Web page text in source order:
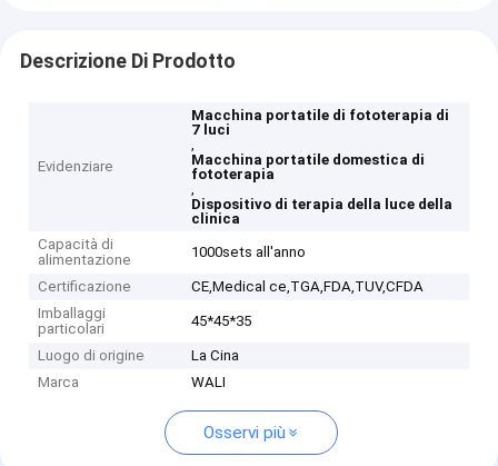
Descrizione Di Prodotto
Evidenziare
Macchina portatile di fototerapia di
7 luci
,
Macchina portatile domestica di
fototerapia
,
Dispositivo di terapia della luce della
clinica
Capacità di
alimentazione
1000sets all'anno
Certificazione
CE,Medical ce,TGA,FDA,TUV,CFDA
Imballaggi
particolari
45*45*35
Luogo di origine
La Cina
Marca
WALI
Osservi più